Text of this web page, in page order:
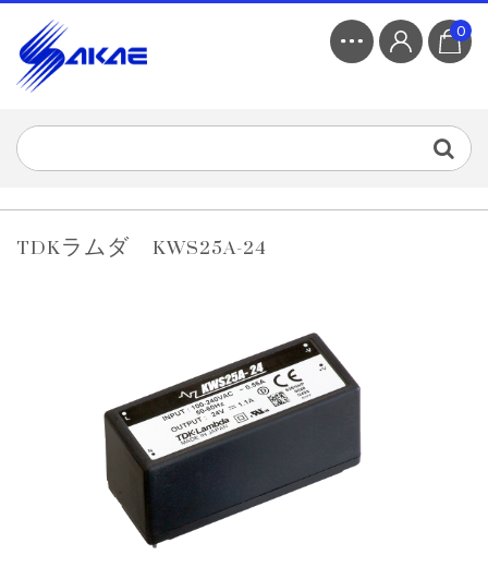
0
TDKラムダ KWS25A-24